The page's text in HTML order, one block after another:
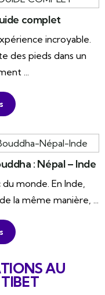
complet
incroyable.
des pieds dans un
...
: Népal – Inde
du monde. En Inde,
la même manière, ...
AU